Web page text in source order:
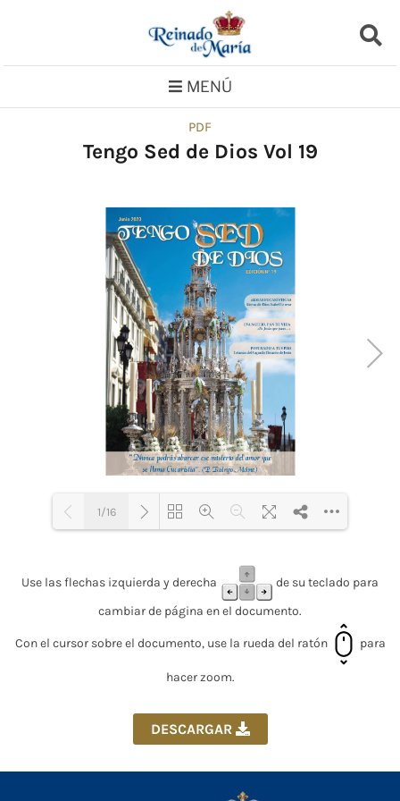
MENÚ
PDF
Tengo Sed de Dios Vol 19
Loading PDF 31% ...
1/16
Use las flechas izquierda y derecha
de su teclado para
cambiar de página en el documento.
Con el cursor sobre el documento, use la rueda del ratón para
hacer zoom.
DESCARGAR